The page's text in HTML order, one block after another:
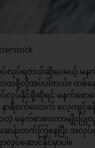
လုပ်ရတယ်ဆိုပေမယ့် မနက်
ာထဖို့လိုအပ်ပါတယ်။ တစ်န
ပ်နိုင်ဖို့ဆိုရင် မနက်စောစ
နာရီဝက်လောက် လေ့ကျင့်ခ
မနက်စာစားတာမျိုးပြု
ဆန်းတက်ကြွနေပြီး အလု
လုပ်ဆောင်နိုင်မှာပါ။